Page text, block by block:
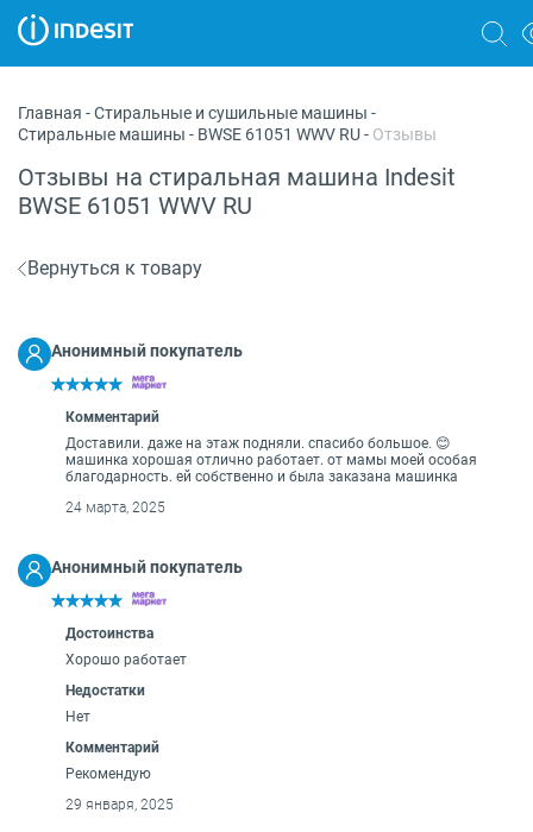
Морозильные камеры
Стиральные и сушильные машины
Духовые шкафы
Вытяжки
Варочные панели
Микроволновые печи
Технологии
Сервис
Библиотека
8 800 3333 887
Главная -Стиральные и сушильные машины -
Стиральные машины - BWSE 61051 WWV RU- Отзывы
Отзывы на стиральная машина Indesit
BWSE 61051 WWV RU
Вернуться к товару
Анонимный покупатель
Комментарий
Доставили. даже на этаж подняли. спасибо большое. 😊
машинка хорошая отлично работает. от мамы моей особая
благодарность. ей собственно и была заказана машинка
24 марта, 2025
Анонимный покупатель
Достоинства
Хорошо работает
Недостатки
Нет
Комментарий
Рекомендую
29 января, 2025